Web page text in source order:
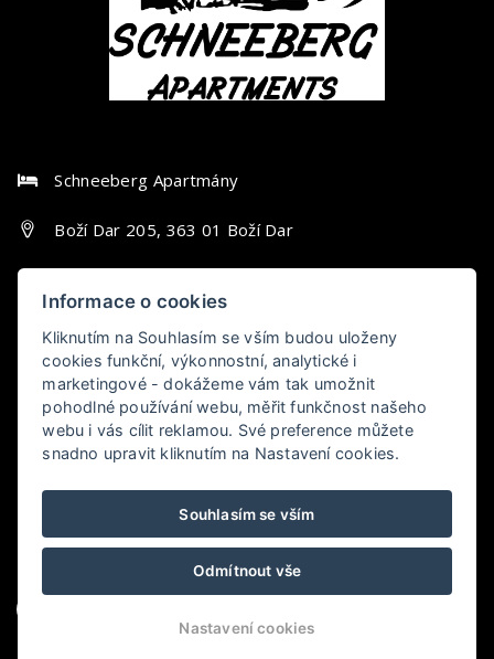
Schneeberg Apartmány
Boží Dar 205, 363 01 Boží Dar
info@schneeberg-apartmany.cz
Schneeberg
Apartmány
Informace o cookies
Kliknutím na Souhlasím se vším budou uloženy
cookies funkční, výkonnostní, analytické i
marketingové - dokážeme vám tak umožnit
pohodlné používání webu, měřit funkčnost našeho
webu i vás cílit reklamou. Své preference můžete
snadno upravit kliknutím na Nastavení cookies.
Souhlasím se vším
Odmítnout vše
Nastavení cookies